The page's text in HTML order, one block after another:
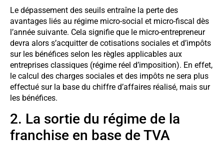
Le dépassement des seuils entraîne la perte des
avantages liés au régime micro-social et micro-fiscal dès
l’année suivante. Cela signifie que le micro-entrepreneur
devra alors s’acquitter de cotisations sociales et d’impôts
sur les bénéfices selon les règles applicables aux
entreprises classiques (régime réel d’imposition). En effet,
le calcul des charges sociales et des impôts ne sera plus
effectué sur la base du chiffre d’affaires réalisé, mais sur
les bénéfices.
2. La sortie du régime de la
franchise en base de TVA